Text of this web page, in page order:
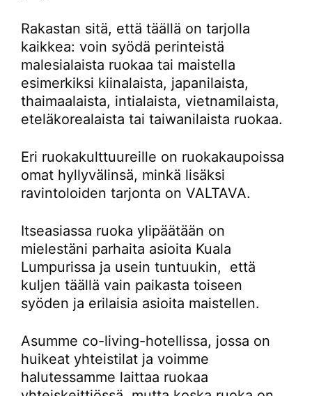
Rakastan sitä, että täällä on tarjolla
kaikkea: voin syödä perinteistä
malesialaista ruokaa tai maistella
esimerkiksi kiinalaista, japanilaista,
thaimaalaista, intialaista, vietnamilaista,
eteläkorealaista tai taiwanilaista ruokaa.
Eri ruokakulttuureille on ruokakaupoissa
omat hyllyvälinsä, minkä lisäksi
ravintoloiden tarjonta on VALTAVA.
Itseasiassa ruoka ylipäätään on
mielestäni parhaita asioita Kuala
Lumpurissa ja usein tuntuukin, että
kuljen täällä vain paikasta toiseen
syöden ja erilaisia asioita maistellen.
Asumme co-living-hotellissa, jossa on
huikeat yhteistilat ja voimme
halutessamme laittaa ruokaa